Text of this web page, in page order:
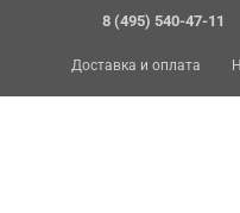
8 (495) 540-47-11
Доставка и оплата